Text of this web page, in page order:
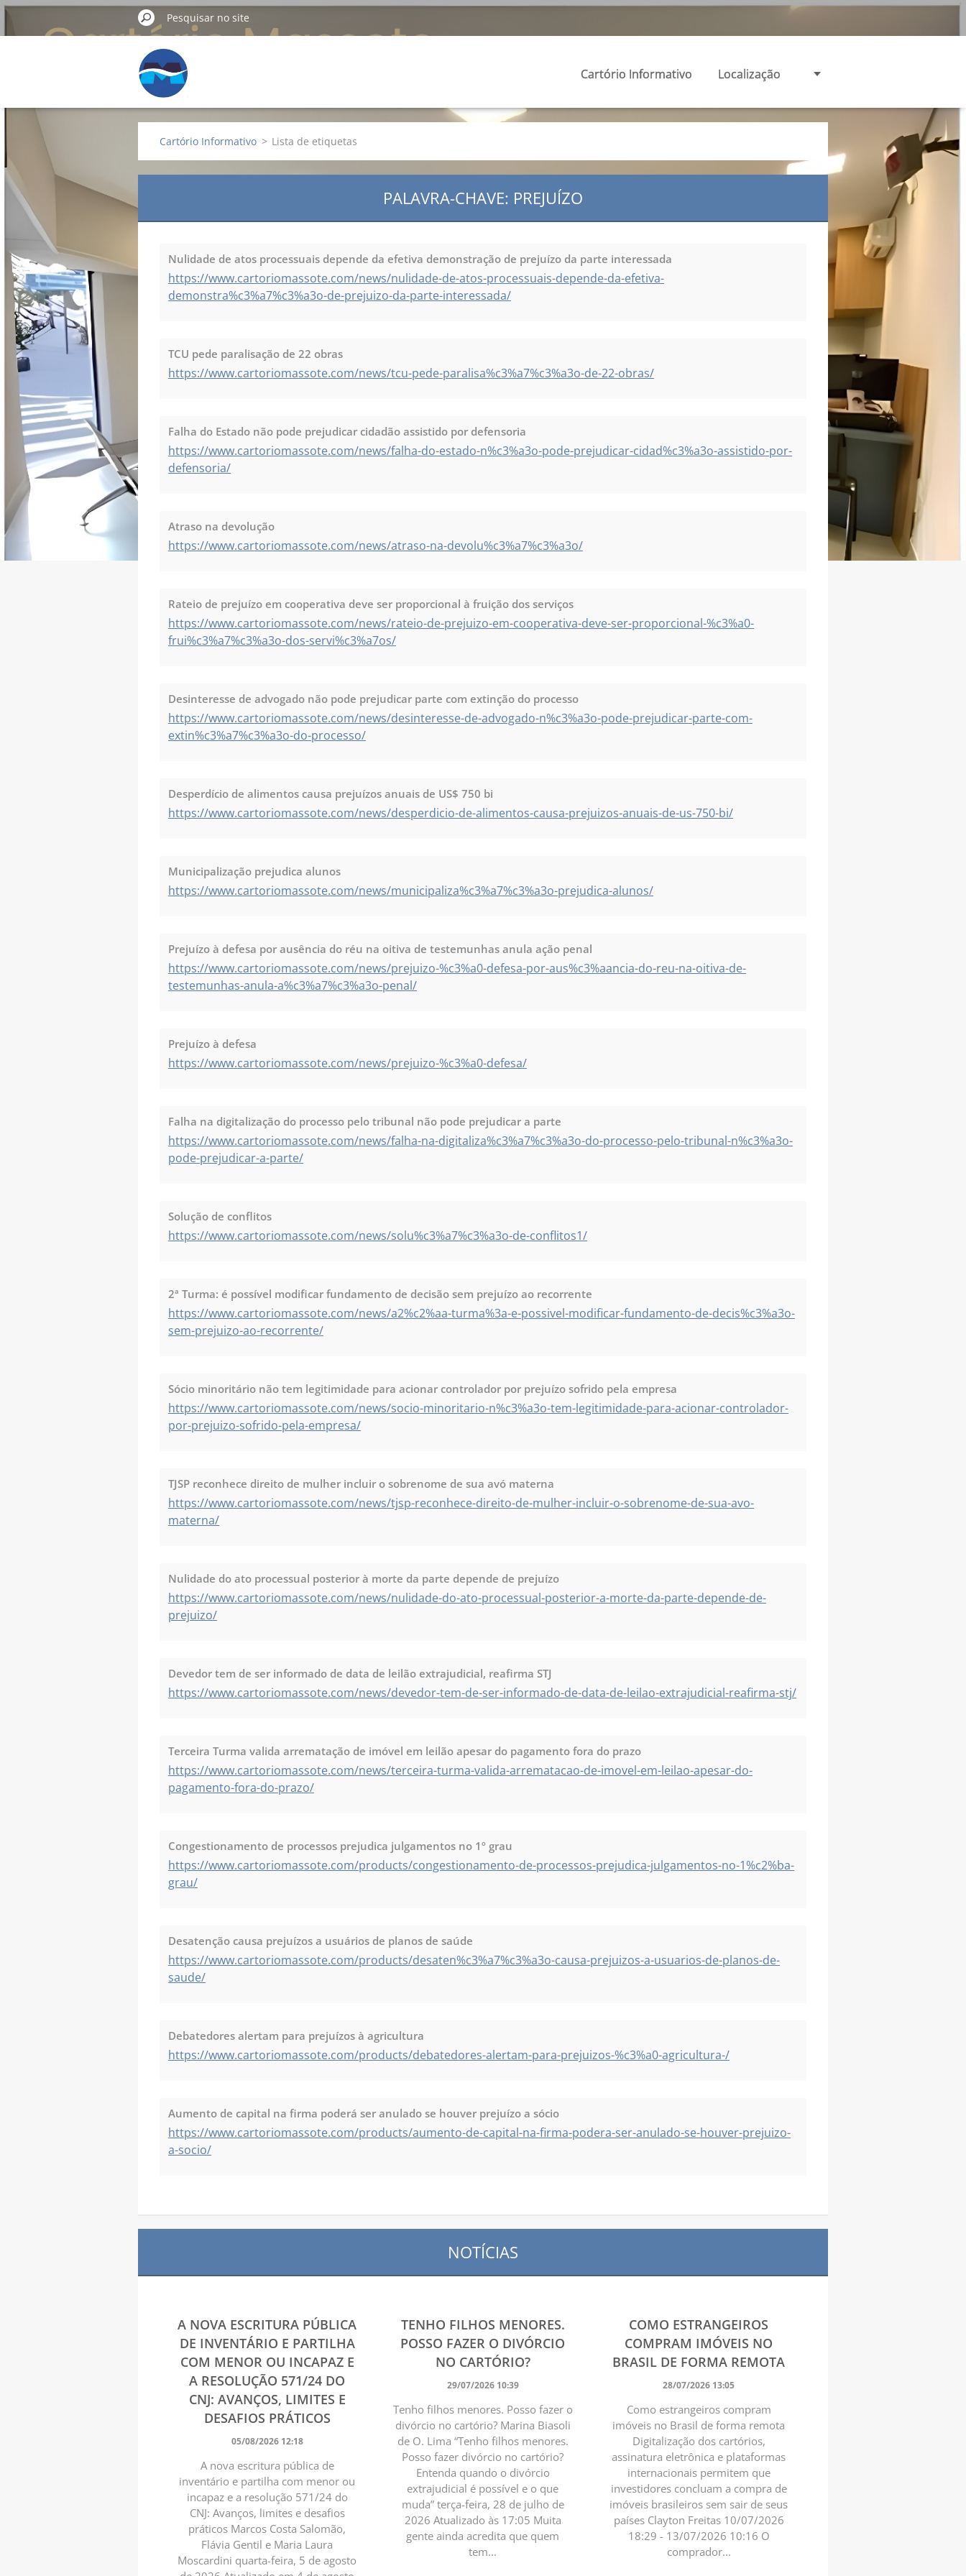
Cartório Informativo Localização
Cartório Informativo > Lista de etiquetas
PALAVRA-CHAVE: PREJUÍZO
Nulidade de atos processuais depende da efetiva demonstração de prejuízo da parte interessada
https://www.cartoriomassote.com/news/nulidade-de-atos-processuais-depende-da-efetiva-
demonstra%c3%a7%c3%a3o-de-prejuizo-da-parte-interessada/
TCU pede paralisação de 22 obras
https://www.cartoriomassote.com/news/tcu-pede-paralisa%c3%a7%c3%a3o-de-22-obras/
Falha do Estado não pode prejudicar cidadão assistido por defensoria
https://www.cartoriomassote.com/news/falha-do-estado-n%c3%a3o-pode-prejudicar-cidad%c3%a3o-assistido-por-
defensoria/
Atraso na devolução
https://www.cartoriomassote.com/news/atraso-na-devolu%c3%a7%c3%a3o/
Rateio de prejuízo em cooperativa deve ser proporcional à fruição dos serviços
https://www.cartoriomassote.com/news/rateio-de-prejuizo-em-cooperativa-deve-ser-proporcional-%c3%a0-
frui%c3%a7%c3%a3o-dos-servi%c3%a7os/
Desinteresse de advogado não pode prejudicar parte com extinção do processo
https://www.cartoriomassote.com/news/desinteresse-de-advogado-n%c3%a3o-pode-prejudicar-parte-com-
extin%c3%a7%c3%a3o-do-processo/
Desperdício de alimentos causa prejuízos anuais de US$ 750 bi
https://www.cartoriomassote.com/news/desperdicio-de-alimentos-causa-prejuizos-anuais-de-us-750-bi/
Municipalização prejudica alunos
https://www.cartoriomassote.com/news/municipaliza%c3%a7%c3%a3o-prejudica-alunos/
Prejuízo à defesa por ausência do réu na oitiva de testemunhas anula ação penal
https://www.cartoriomassote.com/news/prejuizo-%c3%a0-defesa-por-aus%c3%aancia-do-reu-na-oitiva-de-
testemunhas-anula-a%c3%a7%c3%a3o-penal/
Prejuízo à defesa
https://www.cartoriomassote.com/news/prejuizo-%c3%a0-defesa/
Falha na digitalização do processo pelo tribunal não pode prejudicar a parte
https://www.cartoriomassote.com/news/falha-na-digitaliza%c3%a7%c3%a3o-do-processo-pelo-tribunal-n%c3%a3o-
pode-prejudicar-a-parte/
Solução de conflitos
https://www.cartoriomassote.com/news/solu%c3%a7%c3%a3o-de-conflitos1/
2ª Turma: é possível modificar fundamento de decisão sem prejuízo ao recorrente
https://www.cartoriomassote.com/news/a2%c2%aa-turma%3a-e-possivel-modificar-fundamento-de-decis%c3%a3o-
sem-prejuizo-ao-recorrente/
Sócio minoritário não tem legitimidade para acionar controlador por prejuízo sofrido pela empresa
https://www.cartoriomassote.com/news/socio-minoritario-n%c3%a3o-tem-legitimidade-para-acionar-controlador-
por-prejuizo-sofrido-pela-empresa/
TJSP reconhece direito de mulher incluir o sobrenome de sua avó materna
https://www.cartoriomassote.com/news/tjsp-reconhece-direito-de-mulher-incluir-o-sobrenome-de-sua-avo-
materna/
Nulidade do ato processual posterior à morte da parte depende de prejuízo
https://www.cartoriomassote.com/news/nulidade-do-ato-processual-posterior-a-morte-da-parte-depende-de-
prejuizo/
Devedor tem de ser informado de data de leilão extrajudicial, reafirma STJ
https://www.cartoriomassote.com/news/devedor-tem-de-ser-informado-de-data-de-leilao-extrajudicial-reafirma-stj/
Terceira Turma valida arrematação de imóvel em leilão apesar do pagamento fora do prazo
https://www.cartoriomassote.com/news/terceira-turma-valida-arrematacao-de-imovel-em-leilao-apesar-do-
pagamento-fora-do-prazo/
Congestionamento de processos prejudica julgamentos no 1º grau
https://www.cartoriomassote.com/products/congestionamento-de-processos-prejudica-julgamentos-no-1%c2%ba-
grau/
Desatenção causa prejuízos a usuários de planos de saúde
https://www.cartoriomassote.com/products/desaten%c3%a7%c3%a3o-causa-prejuizos-a-usuarios-de-planos-de-
saude/
Debatedores alertam para prejuízos à agricultura
https://www.cartoriomassote.com/products/debatedores-alertam-para-prejuizos-%c3%a0-agricultura-/
Aumento de capital na firma poderá ser anulado se houver prejuízo a sócio
https://www.cartoriomassote.com/products/aumento-de-capital-na-firma-podera-ser-anulado-se-houver-prejuizo-
a-socio/
NOTÍCIAS
A NOVA ESCRITURA PÚBLICA
DE INVENTÁRIO E PARTILHA
COM MENOR OU INCAPAZ E
A RESOLUÇÃO 571/24 DO
CNJ: AVANÇOS, LIMITES E
DESAFIOS PRÁTICOS
05/08/2026 12:18
A nova escritura pública de
inventário e partilha com menor ou
incapaz e a resolução 571/24 do
CNJ: Avanços, limites e desafios
práticos Marcos Costa Salomão,
Flávia Gentil e Maria Laura
Moscardini quarta-feira, 5 de agosto
TENHO FILHOS MENORES.
POSSO FAZER O DIVÓRCIO
NO CARTÓRIO?
29/07/2026 10:39
Tenho filhos menores. Posso fazer o
divórcio no cartório? Marina Biasoli
de O. Lima “Tenho filhos menores.
Posso fazer divórcio no cartório?
Entenda quando o divórcio
extrajudicial é possível e o que
muda” terça-feira, 28 de julho de
2026 Atualizado às 17:05 Muita
gente ainda acredita que quem
tem...
COMO ESTRANGEIROS
COMPRAM IMÓVEIS NO
BRASIL DE FORMA REMOTA
28/07/2026 13:05
Como estrangeiros compram
imóveis no Brasil de forma remota
Digitalização dos cartórios,
assinatura eletrônica e plataformas
internacionais permitem que
investidores concluam a compra de
imóveis brasileiros sem sair de seus
países Clayton Freitas 10/07/2026
18:29 - 13/07/2026 10:16 O
comprador...